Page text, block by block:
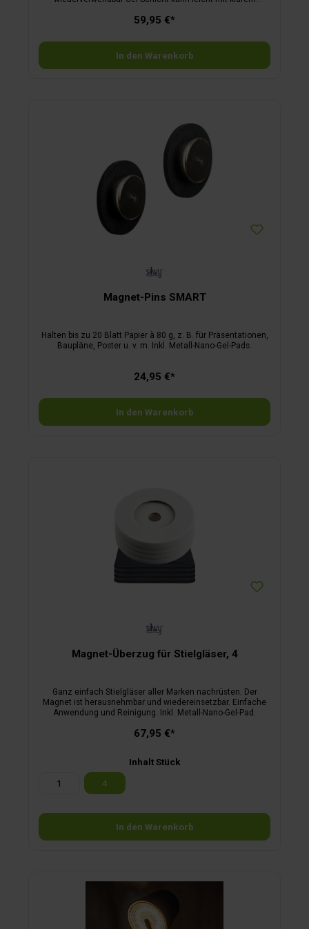
59,95 €*
In den Warenkorb
Magnet-Pins SMART
Halten bis zu 20 Blatt Papier à 80 g, z. B. für Präsentationen,
Baupläne, Poster u. v. m. Inkl. Metall-Nano-Gel-Pads.
24,95 €*
In den Warenkorb
Magnet-Überzug für Stielgläser, 4
Ganz einfach Stielgläser aller Marken nachrüsten. Der
Magnet ist herausnehmbar und wiedereinsetzbar. Einfache
Anwendung und Reinigung. Inkl. Metall-Nano-Gel-Pad.
67,95 €*
Inhalt Stück
1
4
In den Warenkorb